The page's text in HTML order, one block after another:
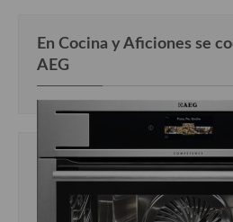
En Cocina y Aficiones se
AEG